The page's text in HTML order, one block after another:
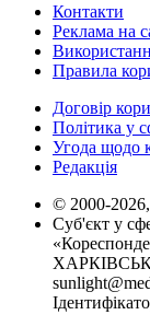
Контакти
Реклама на
Правила
Договір
Політика у
Угода щодо
Редакція
© 2000-
Суб'єкт у